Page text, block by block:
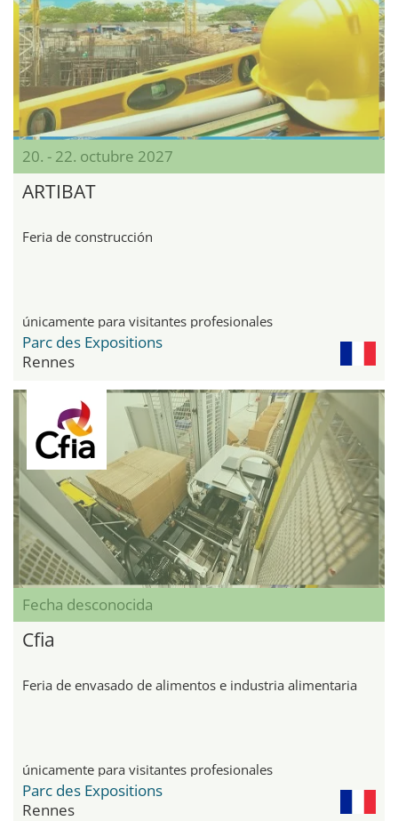
20. - 22. octubre 2027
ARTIBAT
Feria de construcción
únicamente para visitantes profesionales
Parc des Expositions
Rennes
Fecha desconocida
Cfia
Feria de envasado de alimentos e industria alimentaria
únicamente para visitantes profesionales
Parc des Expositions
Rennes